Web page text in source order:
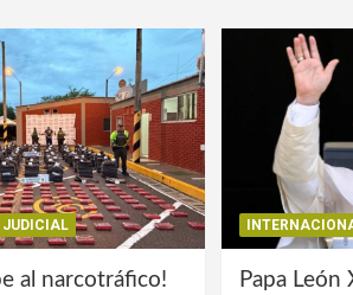
JUDICIAL
al narcotráfico!
Papa León